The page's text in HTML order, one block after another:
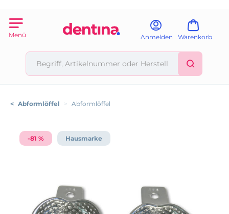
Menü Anmelden Warenkorb
< Abformlöffel > Abformlöffel
-81 % Hausmarke